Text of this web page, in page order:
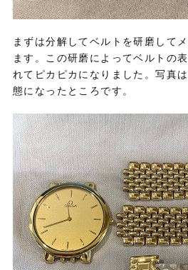
まずは分解してベルトを研磨して
ます。この研磨によってベルトの
れてピカピカになりました。写真
態になったところです。